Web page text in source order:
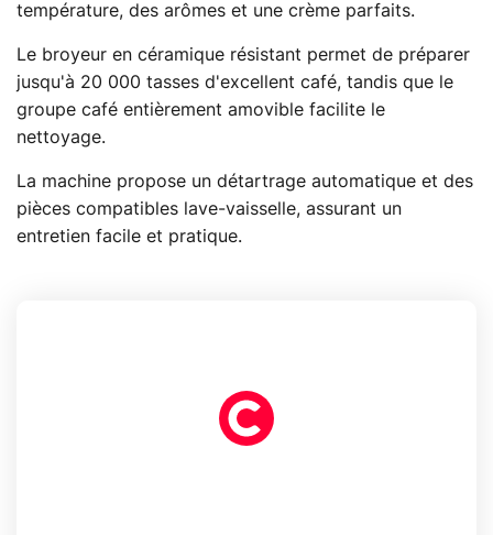
température, des arômes et une crème parfaits.
Le broyeur en céramique résistant permet de préparer
jusqu'à 20 000 tasses d'excellent café, tandis que le
groupe café entièrement amovible facilite le
nettoyage.
La machine propose un détartrage automatique et des
pièces compatibles lave-vaisselle, assurant un
entretien facile et pratique.